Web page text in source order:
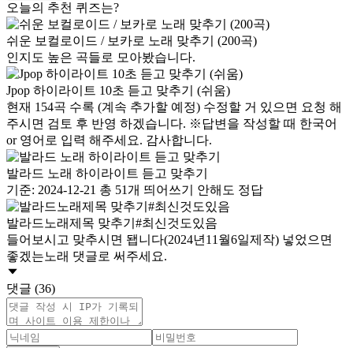
오늘의 추천 퀴즈는?
쉬운 보컬로이드 / 보카로 노래 맞추기 (200곡)
인지도 높은 곡들로 모아봤습니다.
Jpop 하이라이트 10초 듣고 맞추기 (쉬움)
현재 154곡 수록 (계속 추가할 예정) 수정할 거 있으면 요청 해
주시면 검토 후 반영 하겠습니다. ※답변을 작성할 때 한국어
or 영어로 입력 해주세요. 감사합니다.
발라드 노래 하이라이트 듣고 맞추기
기준: 2024-12-21 총 51개 띄어쓰기 안해도 정답
발라드노래제목 맞추기#최신것도있음
들어보시고 맞추시면 됍니다(2024년11월6일제작) 넣었으면
좋겠는노래 댓글로 써주세요.
댓글 (36)